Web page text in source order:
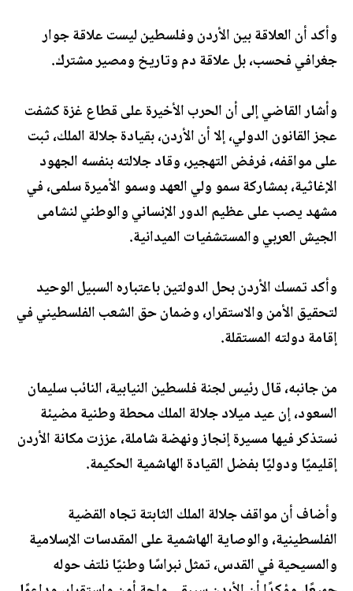
وأكد أن العلاقة بين الأردن وفلسطين ليست علاقة جوار
جغرافي فحسب، بل علاقة دم وتاريخ ومصير مشترك.
وأشار القاضي إلى أن الحرب الأخيرة على قطاع غزة كشفت
عجز القانون الدولي، إلا أن الأردن، بقيادة جلالة الملك، ثبت
على مواقفه، فرفض التهجير، وقاد جلالته بنفسه الجهود
الإغاثية، بمشاركة سمو ولي العهد وسمو الأميرة سلمى، في
مشهد يصب على عظيم الدور الإنساني والوطني لنشامى
الجيش العربي والمستشفيات الميدانية.
وأكد تمسك الأردن بحل الدولتين باعتباره السبيل الوحيد
لتحقيق الأمن والاستقرار، وضمان حق الشعب الفلسطيني في
إقامة دولته المستقلة.
من جانبه، قال رئيس لجنة فلسطين النيابية، النائب سليمان
السعود، إن عيد ميلاد جلالة الملك محطة وطنية مضيئة
نستذكر فيها مسيرة إنجاز ونهضة شاملة، عززت مكانة الأردن
إقليميًا ودوليًا بفضل القيادة الهاشمية الحكيمة.
وأضاف أن مواقف جلالة الملك الثابتة تجاه القضية
الفلسطينية، والوصاية الهاشمية على المقدسات الإسلامية
والمسيحية في القدس، تمثل نبراسًا وطنيًا نلتف حوله